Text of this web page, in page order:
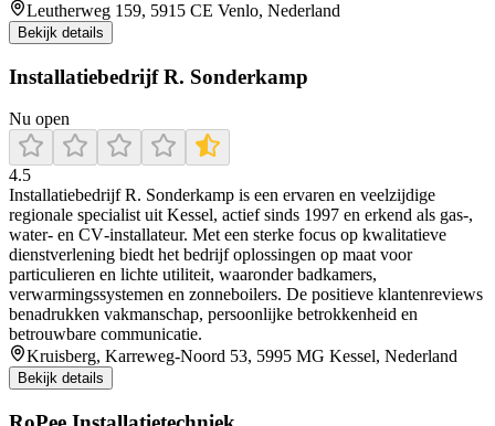
Leutherweg 159, 5915 CE Venlo, Nederland
Bekijk details
Installatiebedrijf R. Sonderkamp
Nu open
4.5
Installatiebedrijf R. Sonderkamp is een ervaren en veelzijdige
regionale specialist uit Kessel, actief sinds 1997 en erkend als gas‐,
water‐ en CV‐installateur. Met een sterke focus op kwalitatieve
dienstverlening biedt het bedrijf oplossingen op maat voor
particulieren en lichte utiliteit, waaronder badkamers,
verwarmingssystemen en zonneboilers. De positieve klantenreviews
benadrukken vakmanschap, persoonlijke betrokkenheid en
betrouwbare communicatie.
Kruisberg, Karreweg-Noord 53, 5995 MG Kessel, Nederland
Bekijk details